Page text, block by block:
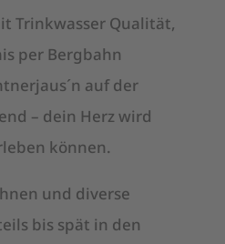
Trinkwasser Qualität,
per Bergbahn
auf der
– dein Herz wird
können.
und diverse
bis spät in den